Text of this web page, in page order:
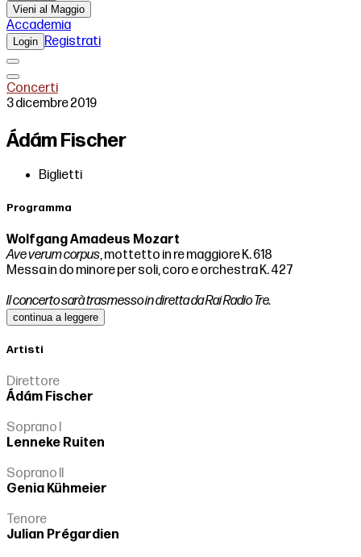
Vieni al Maggio
Accademia
Login Registrati
Concerti
3 dicembre 2019
Ádám Fischer
Biglietti
Programma
Wolfgang Amadeus Mozart
Ave verum corpus, mottetto in re maggiore K. 618
Messa in do minore per soli, coro e orchestra K. 427
Il concerto sarà trasmesso in diretta da Rai Radio Tre.
continua a leggere
Artisti
Direttore
Ádám Fischer
Soprano I
Lenneke Ruiten
Soprano II
Genia Kühmeier
Tenore
Julian Prégardien